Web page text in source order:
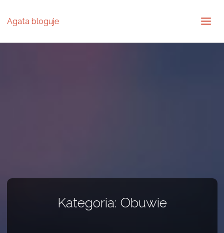
Agata bloguje
Kategoria: Obuwie